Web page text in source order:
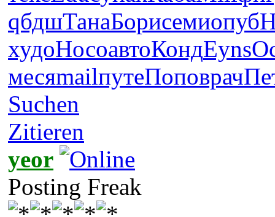
qбдшТанаБорисемиопуб
худоНосоавтоКондEyns
месяmailпутеПоповрач
Suchen
Zitieren
yeor
Posting Freak